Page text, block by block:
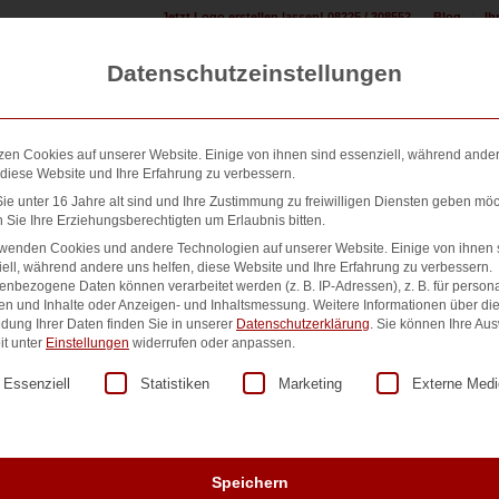
Blog
Jetzt Logo erstellen lassen! 08225 / 308552
erstellen: Design & Druck Shop: 500+ Referenzen:
Briefpapiere
140,00
5/0c, 90g/m²
Datenschutzeinstellungen
Cookies auf unserer Website. Einige von ihnen sind essenziell, während
Website und Ihre Erfahrung zu verbessern.
unter 16 Jahre alt sind und Ihre Zustimmung zu freiwilligen Diensten geben
Sie Ihre Erziehungsberechtigten um Erlaubnis bitten.
Cookies und andere Technologien auf unserer Website. Einige von ihnen
während andere uns helfen, diese Website und Ihre Erfahrung zu verbessern.
Daten können verarbeitet werden (z. B. IP-Adressen), z. B. für
und Inhalte oder Anzeigen- und Inhaltsmessung. Weitere Informationen über die
Ihrer Daten finden Sie in unserer Datenschutzerklärung. Sie können Ihre
unter Einstellungen widerrufen oder anpassen.
eine Liste der Service-Gruppen, für die eine Einwilligung
Essenziell Statistiken Marketing Externe
Speichern